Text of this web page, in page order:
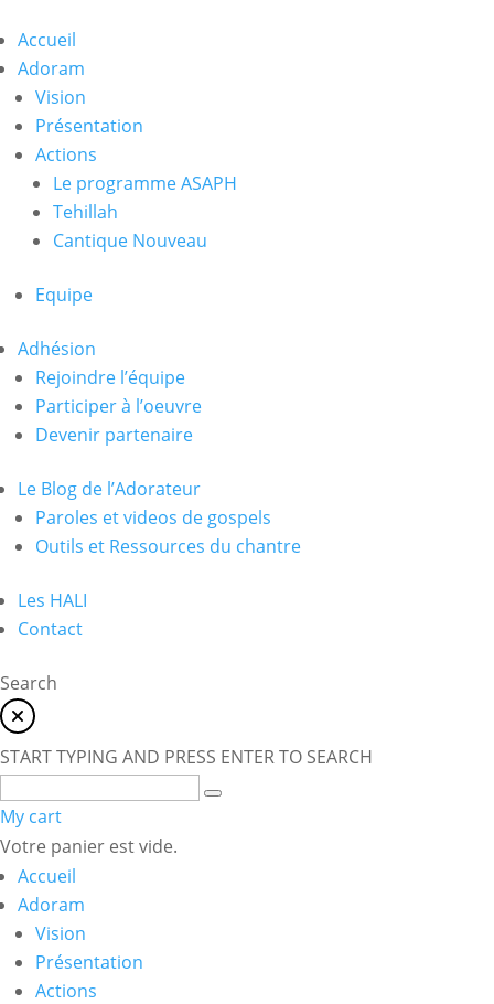
Accueil
Adoram
Vision
Présentation
Actions
Le programme ASAPH
Tehillah
Cantique Nouveau
Equipe
Adhésion
Rejoindre l’équipe
Participer à l’oeuvre
Devenir partenaire
Le Blog de l’Adorateur
Paroles et videos de gospels
Outils et Ressources du chantre
Les HALI
Contact
Search
START TYPING AND PRESS ENTER TO SEARCH
My cart
Votre panier est vide.
Accueil
Adoram
Vision
Présentation
Actions